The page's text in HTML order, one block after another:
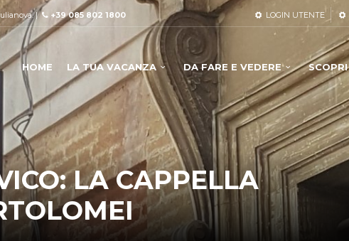
| +39 085 802 1800 LOGIN UTENTE
HOME LA TUA VACANZA DA FARE E VEDERE SCOPRI
LA CAPPELLA